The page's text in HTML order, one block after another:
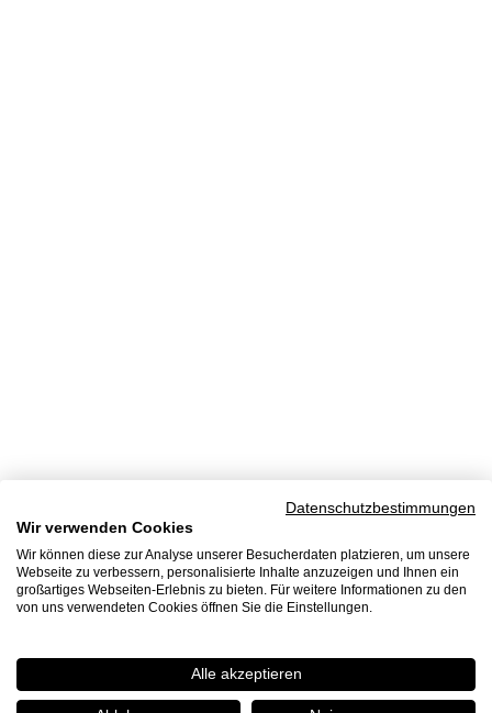
Datenschutzbestimmungen
Wir verwenden Cookies
Wir können diese zur Analyse unserer Besucherdaten platzieren, um unsere
Webseite zu verbessern, personalisierte Inhalte anzuzeigen und Ihnen ein
großartiges Webseiten-Erlebnis zu bieten. Für weitere Informationen zu den
von uns verwendeten Cookies öffnen Sie die Einstellungen.
Alle akzeptieren